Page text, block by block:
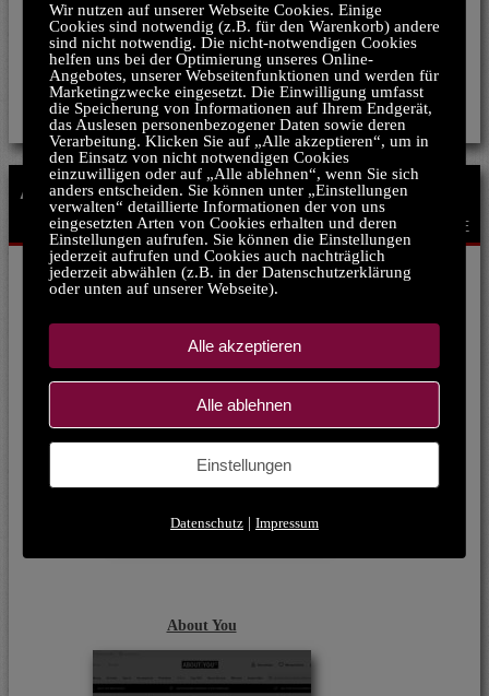
Meinen Namen, meine E-Mail-Adresse und meine Website in
diesem Browser für die nächste Kommentierung speichern.
ÄHNLICH WIE TCHIBO:
ZURÜCK ZUR STARTSEITE
Scotch & Soda
About You
Wir nutzen auf unserer Webseite Cookies. Einige
Cookies sind notwendig (z.B. für den Warenkorb) andere
sind nicht notwendig. Die nicht-notwendigen Cookies
helfen uns bei der Optimierung unseres Online-
Angebotes, unserer Webseitenfunktionen und werden für
Marketingzwecke eingesetzt. Die Einwilligung umfasst
die Speicherung von Informationen auf Ihrem Endgerät,
das Auslesen personenbezogener Daten sowie deren
Verarbeitung. Klicken Sie auf „Alle akzeptieren“, um in
den Einsatz von nicht notwendigen Cookies
einzuwilligen oder auf „Alle ablehnen“, wenn Sie sich
anders entscheiden. Sie können unter „Einstellungen
verwalten“ detaillierte Informationen der von uns
eingesetzten Arten von Cookies erhalten und deren
Einstellungen aufrufen. Sie können die Einstellungen
jederzeit aufrufen und Cookies auch nachträglich
jederzeit abwählen (z.B. in der Datenschutzerklärung
oder unten auf unserer Webseite).
Alle akzeptieren
Alle ablehnen
Einstellungen
Datenschutz| Impressum